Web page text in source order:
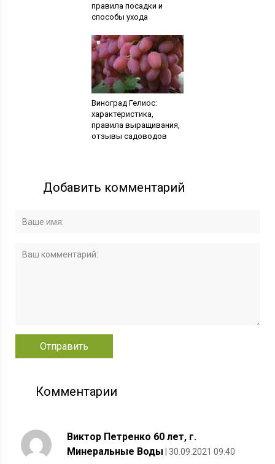
правила посадки и
способы ухода
Виноград Гелиос:
характеристика,
правила выращивания,
отзывы садоводов
Добавить комментарий
Комментарии
Виктор Петренко 60 лет, г.
Минеральные Воды
| 30.09.2021 09:40